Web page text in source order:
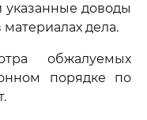
указанные доводы
дела.
обжалуемых
порядке по